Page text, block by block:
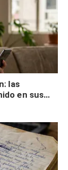
las
en sus